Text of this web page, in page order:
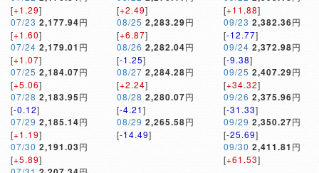
[+1.29]
07/23 2,177.94円
[+1.60]
07/24 2,179.01 円
[+1.07]
07/25 2,184.07円
[+5.06]
07/28 2,183.95円
[-0.12]
07/29 2,185.14円
[+1.19]
07/30 2,191.03円
[+5.89]
[+2.49]
08/25 2,283.29円
[+6.87]
08/26 2,282.04円
[-1.25]
08/27 2,284.28円
[+2.24]
08/28 2,280.07円
[-4.21]
08/29 2,265.58円
[-14.49]
[+11.88]
09/23 2,382.36円
[-12.77]
09/24 2,372.98円
[-9.38]
09/25 2,407.29円
[+34.32]
09/26 2,375.96円
[-31.33]
09/29 2,350.27円
[-25.69]
09/30 2,411.81 円
[+61.53]